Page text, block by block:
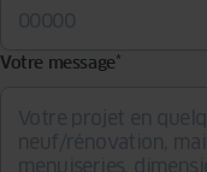
Votre message*